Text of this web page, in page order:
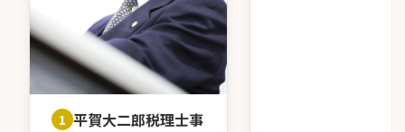
1 平賀大二郎税理士事